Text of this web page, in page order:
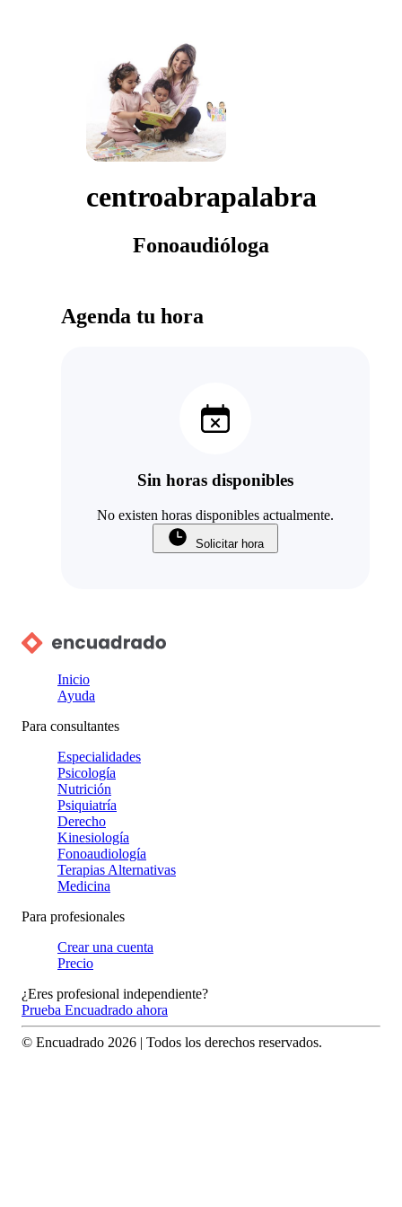
centroabrapalabra
Fonoaudióloga
Agenda tu hora
Sin horas disponibles
No existen horas disponibles actualmente.
Solicitar hora
Inicio
Ayuda
Para consultantes
Especialidades
Psicología
Nutrición
Psiquiatría
Derecho
Kinesiología
Fonoaudiología
Terapias Alternativas
Medicina
Para profesionales
Crear una cuenta
Precio
¿Eres profesional independiente?
Prueba Encuadrado ahora
© Encuadrado 2026 | Todos los derechos reservados.